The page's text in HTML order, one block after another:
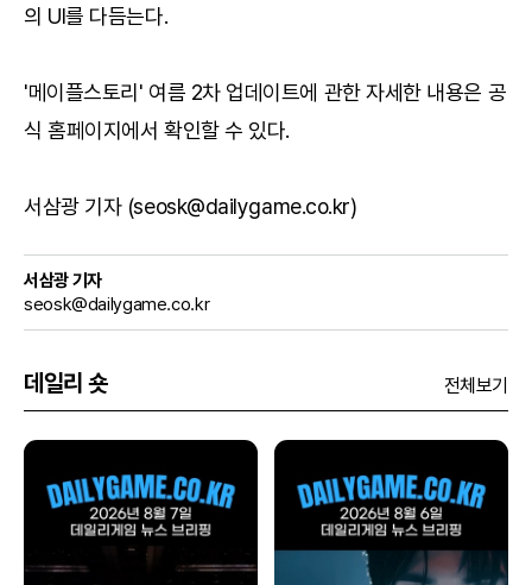
의 UI를 다듬는다.
'메이플스토리' 여름 2차 업데이트에 관한 자세한 내용은 공
식 홈페이지에서 확인할 수 있다.
서삼광 기자 (seosk@dailygame.co.kr)
서삼광 기자
seosk@dailygame.co.kr
데일리 숏 전체보기